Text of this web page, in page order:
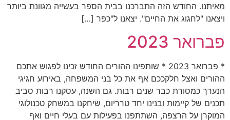
מאיתנו. החודש הזה התברכנו בבית הספר בעשייה מגוונת ביותר
ויצאנו "לחגוג את החיים". יצאנו ל"כפר […]
פברואר 2023
* פברואר 2023 * שותפינו ההורים החודש זכינו לפגוש אתכם
ההורים ואצל חלקככם אף את כל בני המשפחה, באירוע חגיגי
הנערך כמסורת כבר שנים רבות. גם השנה, עסקנו רבות סביב
תכנים של קיימות ובנינו יחד טרריום, שיחקנו במשחק טכנולוגי
המוקרן על הרצפה, השתתפנו בפעילות עם בעלי חיים ואף